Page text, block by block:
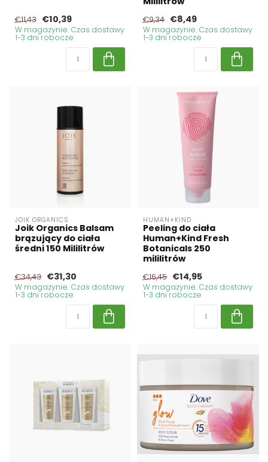
€11,43 €10,39
W magazynie. Czas dostawy
1-3 dni robocze
€9,34 €8,49
W magazynie. Czas dostawy
1-3 dni robocze
JOIK ORGANICS
Joik Organics Balsam
brązujący do ciała
średni 150 Mililitrów
€34,43 €31,30
W magazynie. Czas dostawy
1-3 dni robocze
HUMAN+KIND
Peeling do ciała
Human+Kind Fresh
Botanicals 250
mililitrów
€16,45 €14,95
W magazynie. Czas dostawy
1-3 dni robocze